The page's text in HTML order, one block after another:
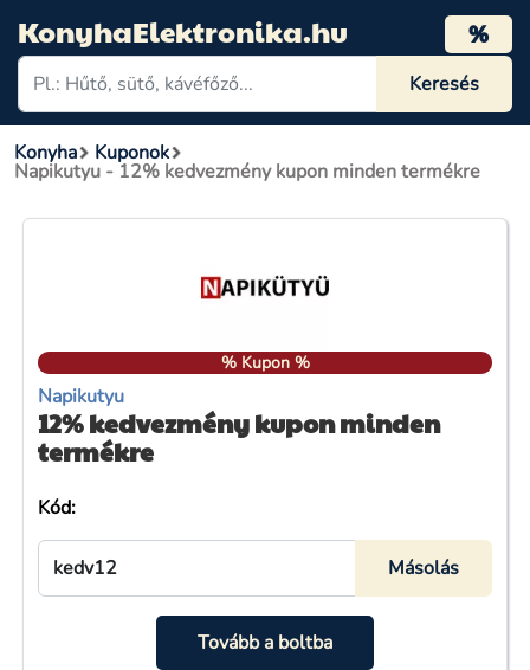
KonyhaElektronika.hu %
Konyha Kuponok
Napikutyu - 12% kedvezmény kupon minden termékre
% Kupon %
Napikutyu
12% kedvezmény kupon minden
termékre
Kód:
Tovább a boltba